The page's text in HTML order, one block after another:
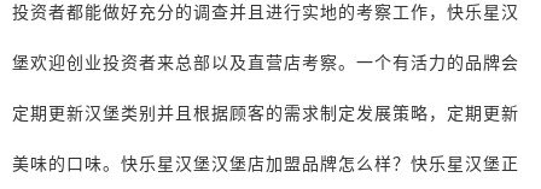
投资者都能做好充分的调查并且进行实地的考察工作，快乐星汉
堡欢迎创业投资者来总部以及直营店考察。一个有活力的品牌会
定期更新汉堡类别并且根据顾客的需求制定发展策略，定期更新
美味的口味。快乐星汉堡汉堡店加盟品牌怎么样？快乐星汉堡正